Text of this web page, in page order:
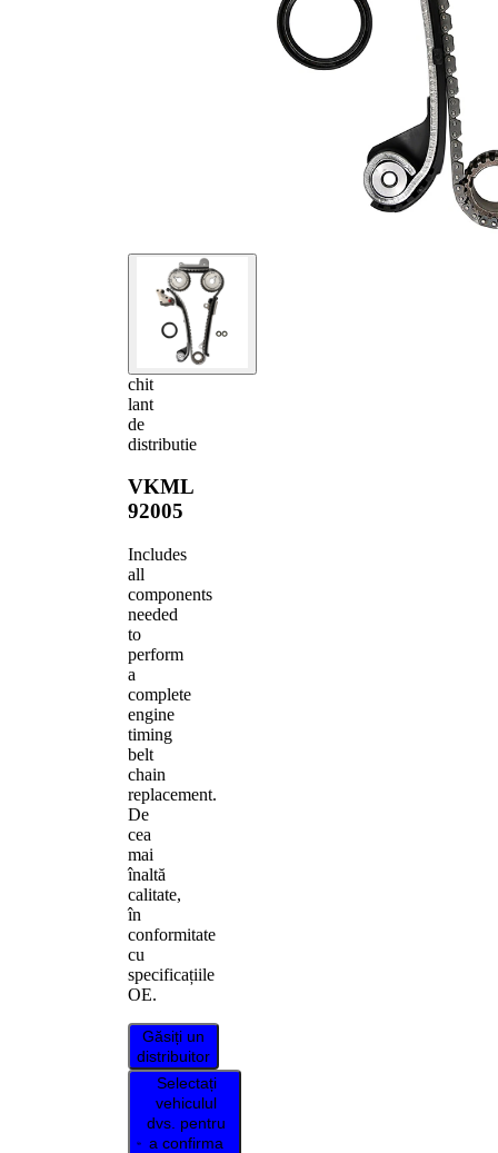
chit
lant
de
distributie
VKML
92005
Includes
all
components
needed
to
perform
a
complete
engine
timing
belt
chain
replacement.
De
cea
mai
înaltă
calitate,
în
conformitate
cu
specificațiile
OE.
Găsiți un
distribuitor
Selectați
vehiculul
dvs. pentru
a confirma